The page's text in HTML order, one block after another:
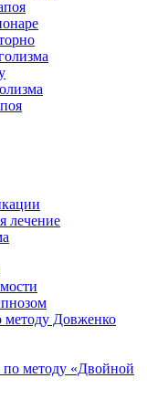
лечение
методу Довженко
по методу «Двойной